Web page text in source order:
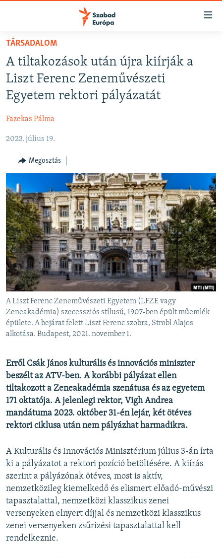
Akadálymentes
Ugrás
fő
oldalra
Ugrás
tartalomjegyzékre
NAPIRENDEN
PODCASTOK
ELEMZŐ
NER15
SZABADON
DEMOKRÁCIA
A PÉNZ NYOMÁBAN
EURÓPAI UNIÓ
VILÁG
KLÍMAVÁLTOZÁS
A MÚLT TANULSÁGAI
KÖVESSEN MINKET!
Valamennyi RFE/RL weboldal
TÁRSADALOM
A tiltakozások után újra kiírják a
Liszt Ferenc Zeneművészeti
Egyetem rektori pályázatát
Fazekas Pálma
2023. július 19.
Megosztás
A Liszt Ferenc Zeneművészeti Egyetem (LFZE vagy
Zeneakadémia) szecessziós stílusú, 1907-ben épült műemlék
épülete. A bejárat felett Liszt Ferenc szobra, Strobl Alajos
alkotása. Budapest, 2021. november 1.
Erről Csák János kulturális és innovációs miniszter
beszélt az ATV-ben. A korábbi pályázat ellen
tiltakozott a Zeneakadémia szenátusa és az egyetem
171 oktatója. A jelenlegi rektor, Vigh Andrea
mandátuma 2023. október 31-én lejár, két ötéves
rektori ciklusa után nem pályázhat harmadikra.
A Kulturális és Innovációs Minisztérium július 3-án írta
ki a pályázatot a rektori pozíció betöltésére. A kiírás
szerint a pályázónak ötéves, most is aktív,
nemzetközileg kiemelkedő és elismert előadó-művészi
tapasztalattal, nemzetközi klasszikus zenei
versenyeken elnyert díjjal és nemzetközi klasszikus
zenei versenyeken zsűrizési tapasztalattal kell
rendelkeznie.
FELIRATKOZÁS